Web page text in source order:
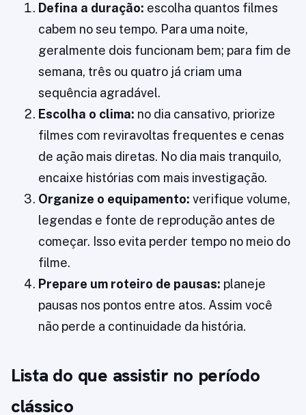
Defina a duração: escolha quantos filmes
cabem no seu tempo. Para uma noite,
geralmente dois funcionam bem; para fim de
semana, três ou quatro já criam uma
sequência agradável.
Escolha o clima: no dia cansativo, priorize
filmes com reviravoltas frequentes e cenas
de ação mais diretas. No dia mais tranquilo,
encaixe histórias com mais investigação.
Organize o equipamento: verifique volume,
legendas e fonte de reprodução antes de
começar. Isso evita perder tempo no meio do
filme.
Prepare um roteiro de pausas: planeje
pausas nos pontos entre atos. Assim você
não perde a continuidade da história.
Lista do que assistir no período
clássico